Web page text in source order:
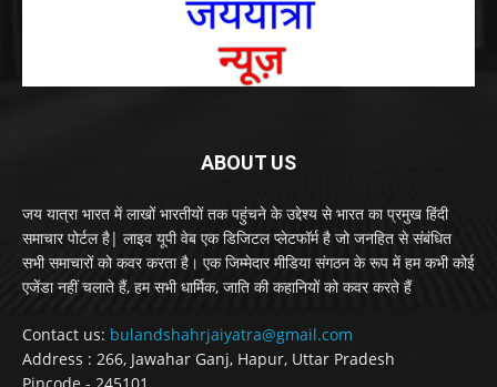
ABOUT US
जय यात्रा भारत में लाखों भारतीयों तक पहुंचने के उद्देश्य से भारत का प्रमुख हिंदी
समाचार पोर्टल है| लाइव यूपी वेब एक डिजिटल प्लेटफॉर्म है जो जनहित से संबंधित
सभी समाचारों को कवर करता है। एक जिम्मेदार मीडिया संगठन के रूप में हम कभी कोई
एजेंडा नहीं चलाते हैं, हम सभी धार्मिक, जाति की कहानियों को कवर करते हैं
Contact us: bulandshahrjaiyatra@gmail.com
Address : 266, Jawahar Ganj, Hapur, Uttar Pradesh